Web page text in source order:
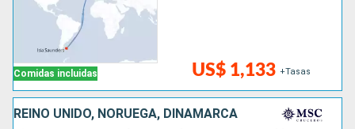
Comidas incluidas US$ 1,133 +Tasas
REINO UNIDO, NORUEGA, DINAMARCA